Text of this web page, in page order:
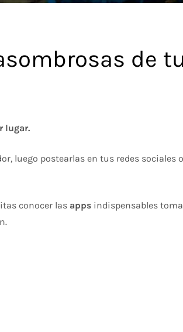
de
lugar.
luego postearlas en tus redes sociales o
conocer las apps indispensables